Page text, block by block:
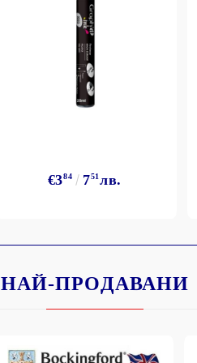
€384 751лв.
НАЙ-ПРОДАВАНИ